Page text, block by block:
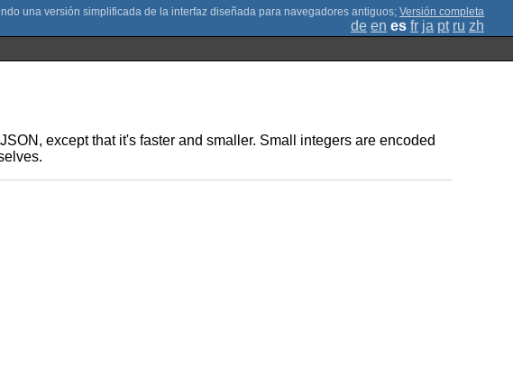
; Versión completa
de en es fr ja pt ru zh
except that it's faster and smaller. Small integers are encoded